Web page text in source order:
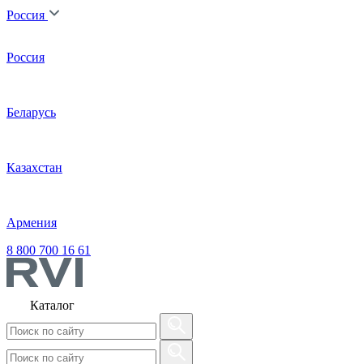
Россия
Россия
Беларусь
Казахстан
Армения
8 800 700 16 61
Каталог